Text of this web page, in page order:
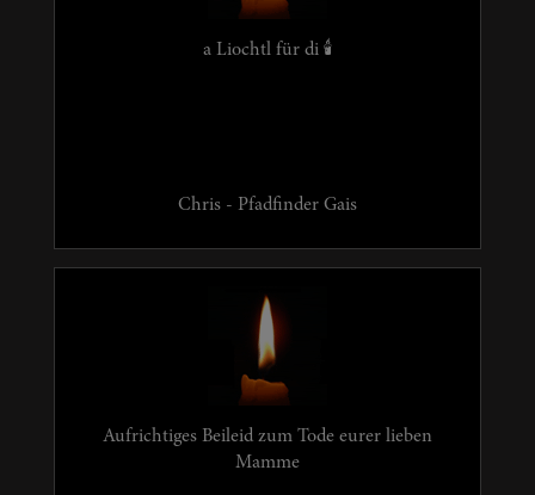
a Liochtl für di 🕯
Chris - Pfadfinder Gais
Aufrichtiges Beileid zum Tode eurer lieben
Mamme